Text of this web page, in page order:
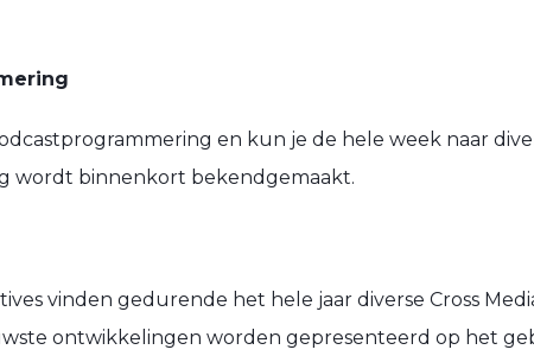
en kun je de hele week naar
wordt binnenkort bekendgemaakt.
vinden gedurende het hele jaar diverse Cross
ontwikkelingen worden gepresenteerd op het